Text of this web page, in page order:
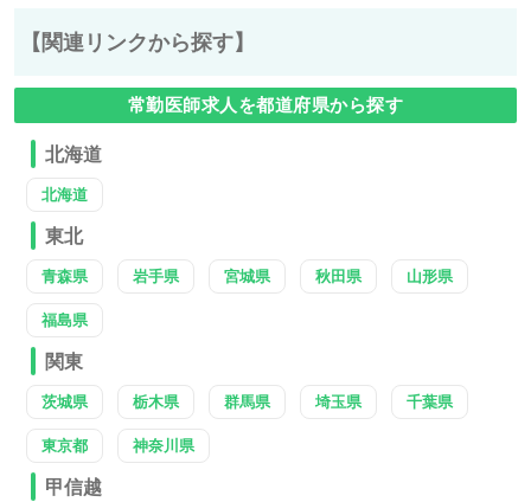
【関連リンクから探す】
常勤医師求人を都道府県から探す
北海道
北海道
東北
青森県 岩手県 宮城県 秋田県 山形県
福島県
関東
茨城県 栃木県 群馬県 埼玉県 千葉県
東京都 神奈川県
甲信越